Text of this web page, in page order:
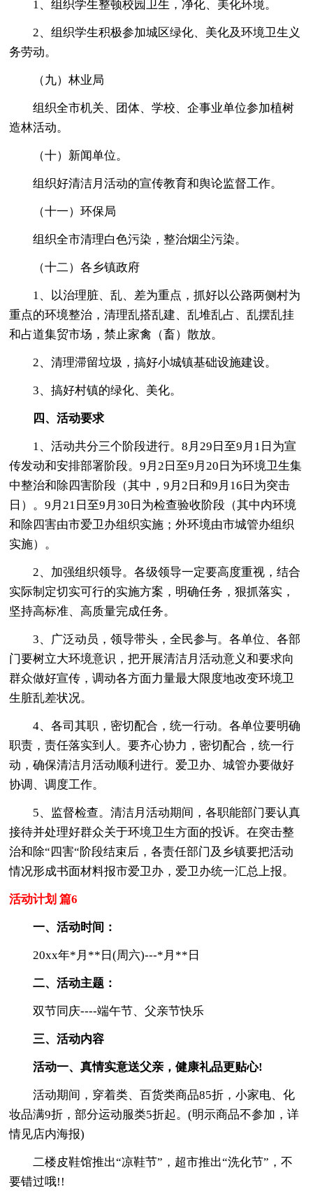
1、组织学生整顿校园卫生，净化、美化环境。
2、组织学生积极参加城区绿化、美化及环境卫生义
务劳动。
（九）林业局
组织全市机关、团体、学校、企事业单位参加植树
造林活动。
（十）新闻单位。
组织好清洁月活动的宣传教育和舆论监督工作。
（十一）环保局
组织全市清理白色污染，整治烟尘污染。
（十二）各乡镇政府
1、以治理脏、乱、差为重点，抓好以公路两侧村为
重点的环境整治，清理乱搭乱建、乱堆乱占、乱摆乱挂
和占道集贸市场，禁止家禽（畜）散放。
2、清理滞留垃圾，搞好小城镇基础设施建设。
3、搞好村镇的绿化、美化。
四、活动要求
1、活动共分三个阶段进行。8月29日至9月1日为宣
传发动和安排部署阶段。9月2日至9月20日为环境卫生集
中整治和除四害阶段（其中，9月2日和9月16日为突击
日）。9月21日至9月30日为检查验收阶段（其中内环境
和除四害由市爱卫办组织实施；外环境由市城管办组织
实施）。
2、加强组织领导。各级领导一定要高度重视，结合
实际制定切实可行的实施方案，明确任务，狠抓落实，
坚持高标准、高质量完成任务。
3、广泛动员，领导带头，全民参与。各单位、各部
门要树立大环境意识，把开展清洁月活动意义和要求向
群众做好宣传，调动各方面力量最大限度地改变环境卫
生脏乱差状况。
4、各司其职，密切配合，统一行动。各单位要明确
职责，责任落实到人。要齐心协力，密切配合，统一行
动，确保清洁月活动顺利进行。爱卫办、城管办要做好
协调、调度工作。
5、监督检查。清洁月活动期间，各职能部门要认真
接待并处理好群众关于环境卫生方面的投诉。在突击整
治和除“四害“阶段结束后，各责任部门及乡镇要把活动
情况形成书面材料报市爱卫办，爱卫办统一汇总上报。
活动计划 篇6
一、活动时间：
20xx年*月**日(周六)---*月**日
二、活动主题：
双节同庆----端午节、父亲节快乐
三、活动内容
活动一、真情实意送父亲，健康礼品更贴心!
活动期间，穿着类、百货类商品85折，小家电、化
妆品满9折，部分运动服类5折起。(明示商品不参加，详
情见店内海报)
二楼皮鞋馆推出“凉鞋节”，超市推出“洗化节”，不
要错过哦!!